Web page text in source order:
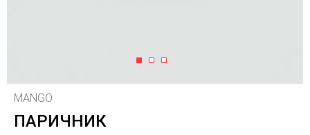
1 2 3
MANGO
ПАРИЧНИК